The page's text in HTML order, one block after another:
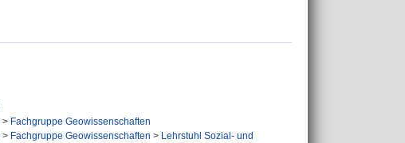
> Fachgruppe Geowissenschaften
> Fachgruppe Geowissenschaften > Lehrstuhl Sozial- und